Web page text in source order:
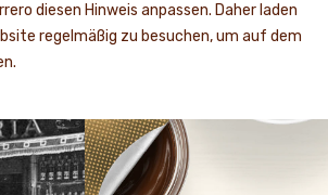
diesen Hinweis anpassen. Daher laden
regelmäßig zu besuchen, um auf dem